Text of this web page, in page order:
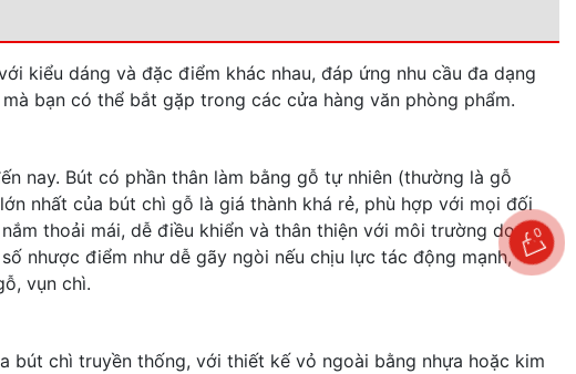
kiểu dáng và đặc điểm khác nhau, đáp ứng nhu cầu đa dạng
bạn có thể bắt gặp trong các cửa hàng văn phòng phẩm.
nay. Bút có phần thân làm bằng gỗ tự nhiên (thường là gỗ
nhất của bút chì gỗ là giá thành khá rẻ, phù hợp với mọi đối
thoải mái, dễ điều khiển và thân thiện với môi trường do làm
nhược điểm như dễ gãy ngòi nếu chịu lực tác động mạnh,
vụn chì.
bút chì truyền thống, với thiết kế vỏ ngoài bằng nhựa hoặc kim
0